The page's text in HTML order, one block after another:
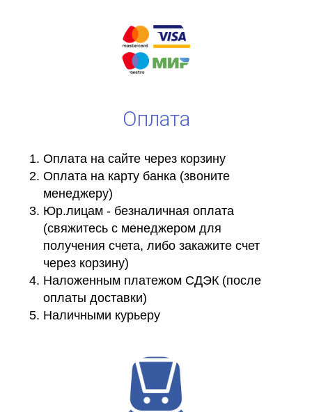
Оплата
Оплата на сайте через корзину
Оплата на карту банка (звоните
менеджеру)
Юр.лицам - безналичная оплата
(свяжитесь с менеджером для
получения счета, либо закажите счет
через корзину)
Наложенным платежом СДЭК (после
оплаты доставки)
Наличными курьеру